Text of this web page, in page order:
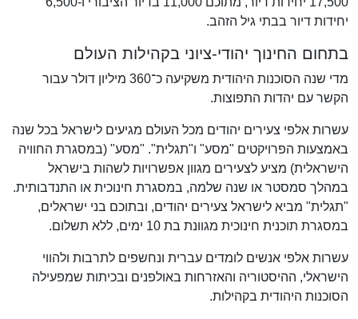
יחידות דיור בבתי גיל הזהב.
בתחום החינוך יהודי-ציוני בקהילות העולם
מדי שנה הסוכנות היהודית משקיעה כ־360 מיליון דולר עבור
הקשר עם יהדות התפוצות.
עשרות אלפי צעירים יהודים מכל העולם מגיעים לישראל בכל שנה
באמצעות הפרויקטים "מסע" ו"תגלית". "מסע" (במסגרת החוויה
הישראלית) מציע לצעירים מגוון אפשרויות לשהות בישראל
במהלך סמסטר או שנה שלמה, במסגרת חינוכית או התנדבותית.
"תגלית" מביא לישראל צעירים יהודים, ובתוכם בני ישראלים,
במסגרת תוכנית חינוכית מגוונת בת 10 ימים, ללא תשלום.
עשרות אלפי אנשים לומדים עברית ונחשפים לתרבות ולהווי
הישראלי, ההיסטוריה והאזרחות באולפנים ובכיתות שמפעילה
הסוכנות היהודית בקהילות.